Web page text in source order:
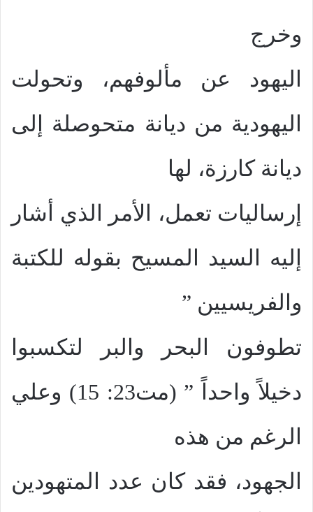
وخرج
اليهود عن مألوفهم، وتحولت
اليهودية من ديانة متحوصلة إلى
ديانة كارزة، لها
إرساليات تعمل، الأمر الذي أشار
إليه السيد المسيح بقوله للكتبة
والفريسيين ”
تطوفون البحر والبر لتكسبوا
دخيلاً واحداً ” (مت23: 15) وعلي
الرغم من هذه
الجهود، فقد كان عدد المتهودين